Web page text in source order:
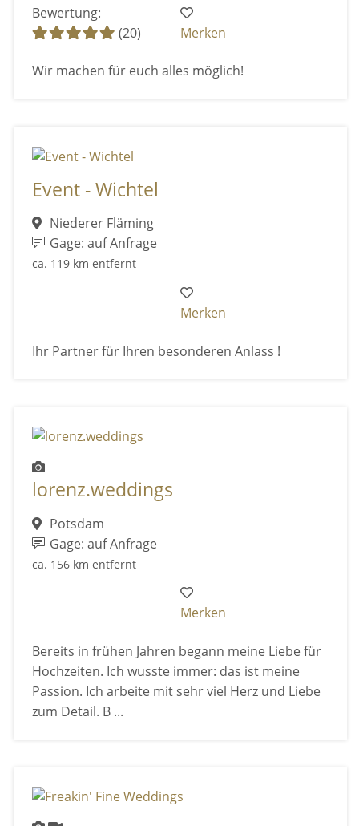
Bewertung:
(20)
Merken
Wir machen für euch alles möglich!
Event - Wichtel
Niederer Fläming
Gage: auf Anfrage
ca. 119 km entfernt
Merken
Ihr Partner für Ihren besonderen Anlass !
lorenz.weddings
Potsdam
Gage: auf Anfrage
ca. 156 km entfernt
Merken
Bereits in frühen Jahren begann meine Liebe für
Hoch­zeiten. Ich wusste immer: das ist meine
Passion. Ich arbeite mit sehr viel Herz und Liebe
zum Detail. B ...